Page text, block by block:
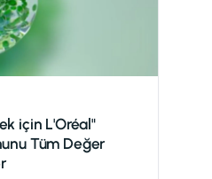
için L'Oréal"
Tüm Değer